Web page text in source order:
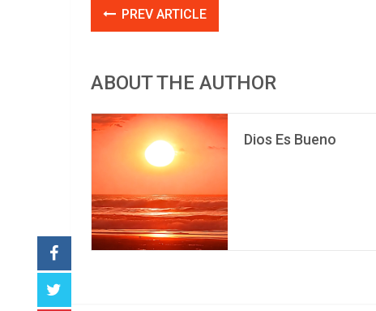
PREV ARTICLE
ABOUT THE AUTHOR
Dios Es Bueno